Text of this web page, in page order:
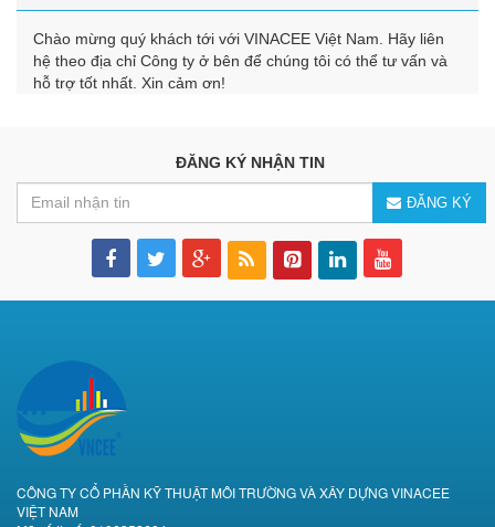
Chào mừng quý khách tới với VINACEE Việt Nam. Hãy liên
hệ theo địa chỉ Công ty ở bên để chúng tôi có thể tư vấn và
hỗ trợ tốt nhất. Xin cảm ơn!
ĐĂNG KÝ NHẬN TIN
ĐĂNG KÝ
CÔNG TY CỔ PHẦN KỸ THUẬT MÔI TRƯỜNG VÀ XÂY DỰNG VINACEE
VIỆT NAM